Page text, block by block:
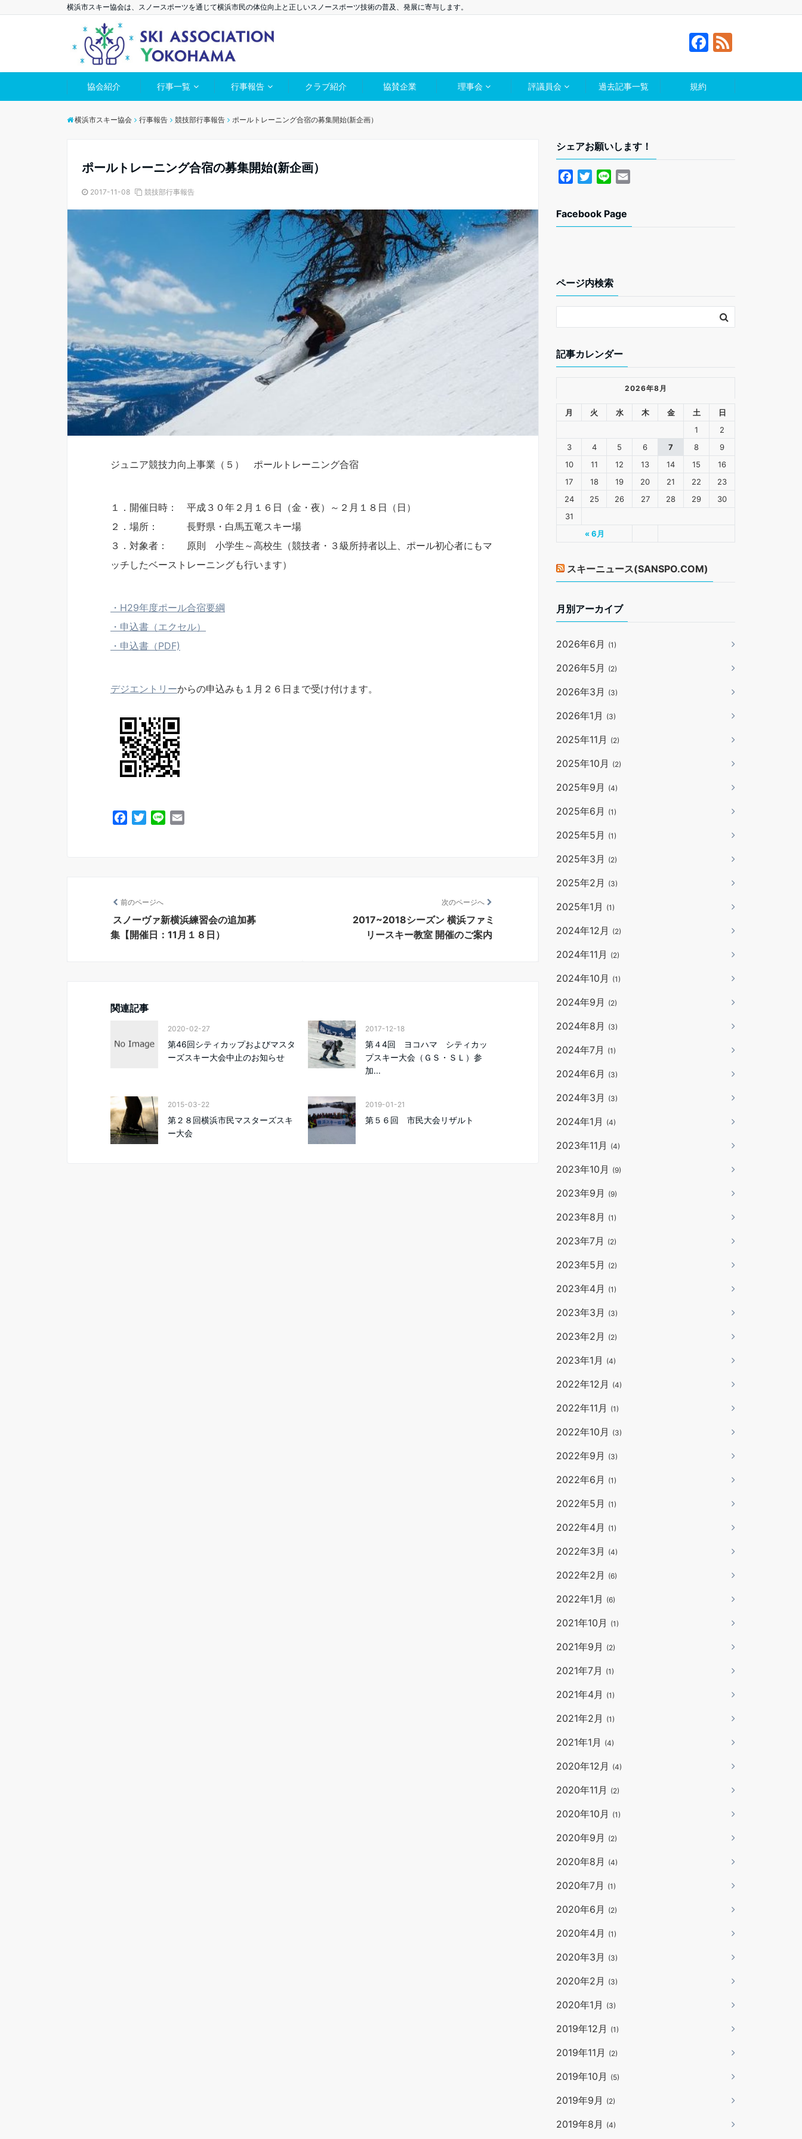
横浜市スキー協会は、スノースポーツを通じて横浜市民の体位向上と正しいスノースポーツ技術の普及、発展に寄与します。
F
c
e
F
e
d
協会紹介 行事一覧 行事報告 クラブ紹介 協賛企業 理事会 評議員会 過去記事一覧 規約
横浜市スキー協会 行事報告 競技部行事報告 ポールトレーニング合宿の募集開始(新企画）
ポールトレーニング合宿の募集開始(新企画）
2017-11-08 競技部行事報告
ジュニア競技力向上事業（５） ポールトレーニング合宿
１．開催日時： 平成３０年２月１６日（金・夜）～２月１８日（日）
２．場所： 長野県・白馬五竜スキー場
３．対象者： 原則 小学生～高校生（競技者・３級所持者以上、ポール初心者にもマ
ッチしたベーストレーニングも行います）
・H29年度ポール合宿要綱
・申込書（エクセル）
・申込書（PDF)
デジエントリーからの申込みも１月２６日まで受け付けます。
o
k
r
前のページへ
スノーヴァ新横浜練習会の追加募
集【開催日：11月１８日）
次のページへ
2017~2018シーズン 横浜ファミ
リースキー教室 開催のご案内
関連記事
2020-02-27
第46回シティカップおよびマスタ
ーズスキー大会中止のお知らせ
2017-12-18
第４4回 ヨコハマ シティカッ
プスキー大会（ＧＳ・ＳＬ）参
加...
2015-03-22
第２８回横浜市民マスターズスキ
ー大会
2019-01-21
第５６回 市民大会リザルト
シェアお願いします！
e
k
t
e
Facebook Page
ページ内検索
記事カレンダー
2026年8月
月 火 水 木 金 土 日
« 6月
1
2
3
4 5 6 7 8
9
10
11 12 13 14 15
16
17
18 19 20 21 22
23
24
25 26 27 28 29
30
31
スキーニュース(SANSPO.COM)
月別アーカイブ
2026年6月 (1)
2026年5月 (2)
2026年3月 (3)
2026年1月 (3)
2025年11月 (2)
2025年10月 (2)
2025年9月 (4)
2025年6月 (1)
2025年5月 (1)
2025年3月 (2)
2025年2月 (3)
2025年1月 (1)
2024年12月 (2)
2024年11月 (2)
2024年10月 (1)
2024年9月 (2)
2024年8月 (3)
2024年7月 (1)
2024年6月 (3)
2024年3月 (3)
2024年1月 (4)
2023年11月 (4)
2023年10月 (9)
2023年9月 (9)
2023年8月 (1)
2023年7月 (2)
2023年5月 (2)
2023年4月 (1)
2023年3月 (3)
2023年2月 (2)
2023年1月 (4)
2022年12月 (4)
2022年11月 (1)
2022年10月 (3)
2022年9月 (3)
2022年6月 (1)
2022年5月 (1)
2022年4月 (1)
2022年3月 (4)
2022年2月 (6)
2022年1月 (6)
2021年10月 (1)
2021年9月 (2)
2021年7月 (1)
2021年4月 (1)
2021年2月 (1)
2021年1月 (4)
2020年12月 (4)
2020年11月 (2)
2020年10月 (1)
2020年9月 (2)
2020年8月 (4)
2020年7月 (1)
2020年6月 (2)
2020年4月 (1)
2020年3月 (3)
2020年2月 (3)
2020年1月 (3)
2019年12月 (1)
2019年11月 (2)
2019年10月 (5)
2019年9月 (2)
2019年8月 (4)